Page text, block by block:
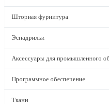
Шторная фурнитура
Эспадрильи
Аксессуары для промышленного
Программное обеспечение
Ткани